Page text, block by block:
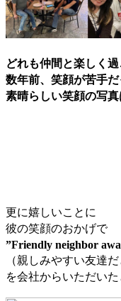
どれも仲間と楽しく
数年前、笑顔が苦手
素晴らしい笑顔の写真
更に嬉しいことに
彼の笑顔のおかげで
”Friendly neighbor
（親しみやすい友達だ
を会社からいただいた